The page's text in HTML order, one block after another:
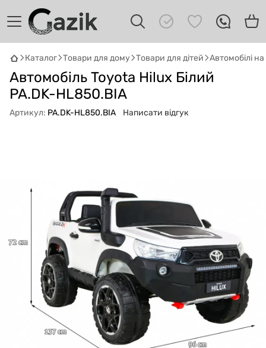
Каталог Товари для дому Товари для дітей Автомобілі
Автомобіль Toyota Hilux Білий
PA.DK-HL850.BIA
Артикул: PA.DK-HL850.BIA Написати відгук
GAZIKAI
Онлайн · пошук техніки